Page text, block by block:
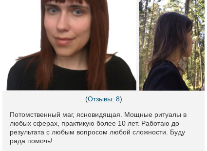
(Отзывы: 8)
Потомственный маг, ясновидящая. Мощные ритуалы в
любых сферах, практикую более 10 лет. Работаю до
результата с любым вопросом любой сложности. Буду
рада помочь!